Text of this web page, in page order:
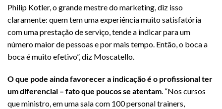
Philip Kotler, o grande mestre do marketing, diz isso
claramente: quem tem uma experiência muito satisfatória
com uma prestação de serviço, tende a indicar para um
número maior de pessoas e por mais tempo. Então, o boca a
boca é muito efetivo”, diz Moscatello.
O que pode ainda favorecer a indicação é o profissional ter
um diferencial – fato que poucos se atentam. “Nos cursos
que ministro, em uma sala com 100 personal trainers,